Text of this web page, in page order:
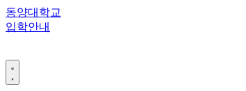
콘
텐
건
너
동양대학교
입학안내